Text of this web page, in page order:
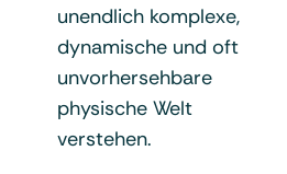
unendlich komplexe,
dynamische und oft
unvorhersehbare
physische Welt
verstehen.